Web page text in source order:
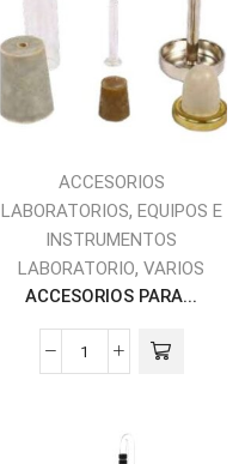
ACCESORIOS
LABORATORIOS, EQUIPOS E
INSTRUMENTOS
LABORATORIO, VARIOS
ACCESORIOS PARA...